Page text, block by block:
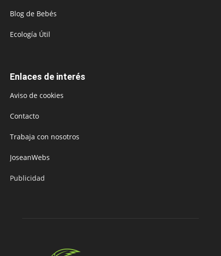
Blog de Bebés
Ecología Útil
Enlaces de interés
Aviso de cookies
Contacto
Trabaja con nosotros
JoseanWebs
Publicidad